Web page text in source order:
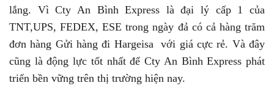
lắng. Vì Cty An Bình Express là đại lý cấp 1 của
TNT,UPS, FEDEX, ESE trong ngày đả có cả hàng trăm
đơn hàng Gửi hàng đi Hargeisa với giá cực rẻ. Và đây
cũng là động lực tốt nhất để Cty An Bình Express phát
triển bền vững trên thị trường hiện nay.